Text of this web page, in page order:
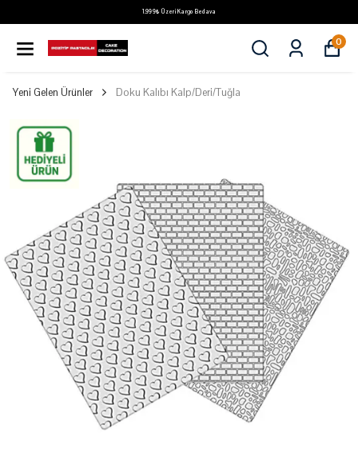
1.999₺ Üzeri Kargo Bedava
0
Yeni Gelen Ürünler Doku Kalıbı Kalp/Deri/Tuğla